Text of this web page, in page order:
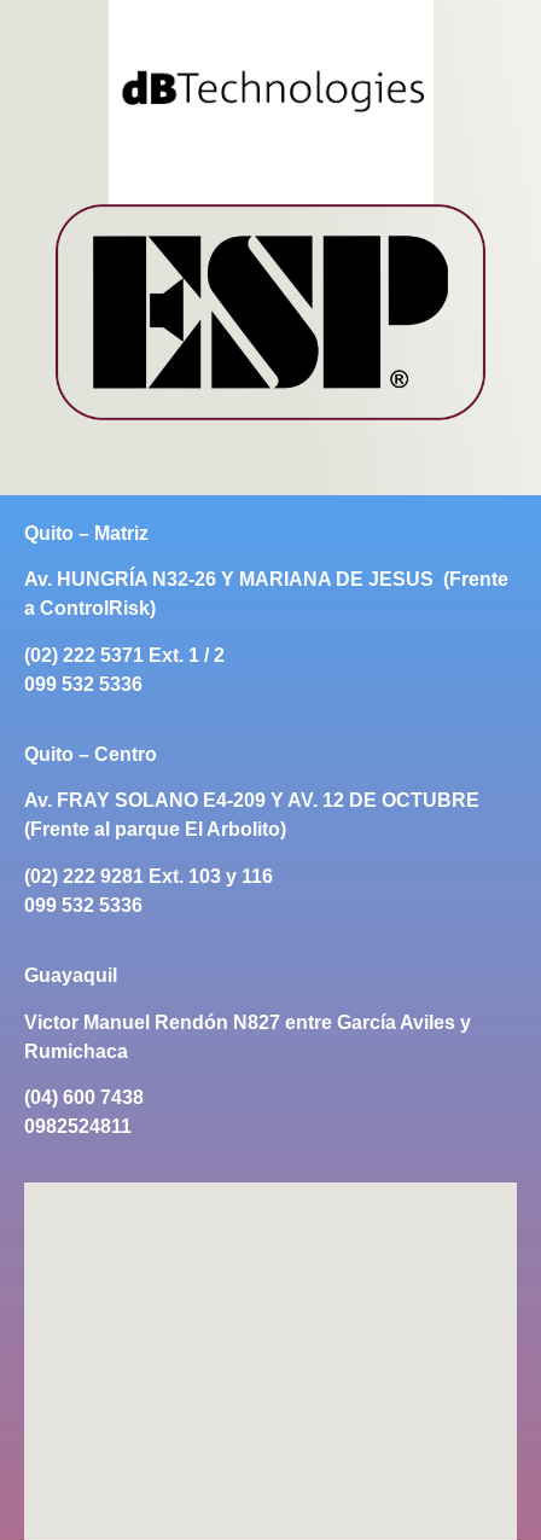
Quito – Matriz
Av. HUNGRÍA N32-26 Y MARIANA DE JESUS (Frente
a ControlRisk)
(02) 222 5371 Ext. 1 / 2
099 532 5336
Quito – Centro
Av. FRAY SOLANO E4-209 Y AV. 12 DE OCTUBRE
(Frente al parque El Arbolito)
(02) 222 9281 Ext. 103 y 116
099 532 5336
Guayaquil
Victor Manuel Rendón N827 entre García Aviles y
Rumichaca
(04) 600 7438
0982524811